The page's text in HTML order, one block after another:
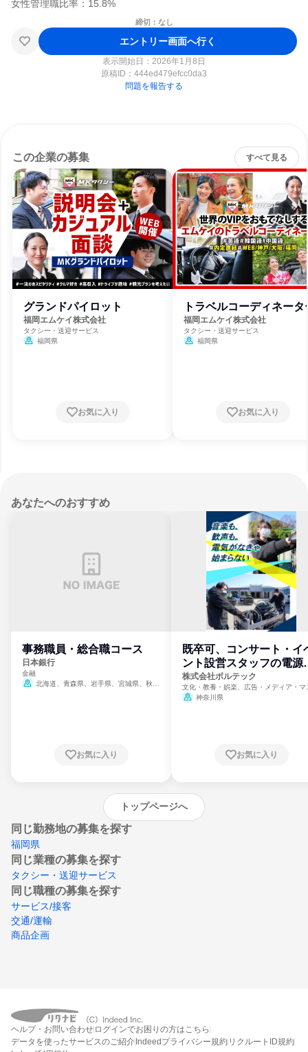
締切：なし
エントリー画面へ行く
表示開始日：2026年1月8日
原稿ID： 444ed479efcc0da3
問題を報告する
この企業の募集 すべて見る
グランドパイロット
福岡エムケイ株式会社
タクシー・送迎サービス
福岡県
お気に入り
トラベルコーディネータ
福岡エムケイ株式会社
タクシー・送迎サービス
福岡県
お気に入り
あなたへのおすすめ
事務職員・総合職コース
日本銀行
金融
北海道、青森県、岩手県、宮城県、秋田
崎県、熊本県、大分県、宮崎県、鹿児島県、
お気に入り
既卒可、コンサート・イ
ント設営スタッフの電源
門
株式会社ボルテック
文化・教養・娯楽、広告・メディア・マ
ミ、電力・ガス・水道・エネルギー
神奈川県
お気に入り
トップページへ
同じ勤務地の募集を探す
福岡県
同じ業種の募集を探す
タクシー・送迎サービス
同じ職種の募集を探す
サービス/接客
交通/運輸
商品企画
ヘルプ・お問い合わせ ログインでお困りの方はこちら
データを使ったサービスのご紹介Indeedプライバシー規約 リクルートID規約